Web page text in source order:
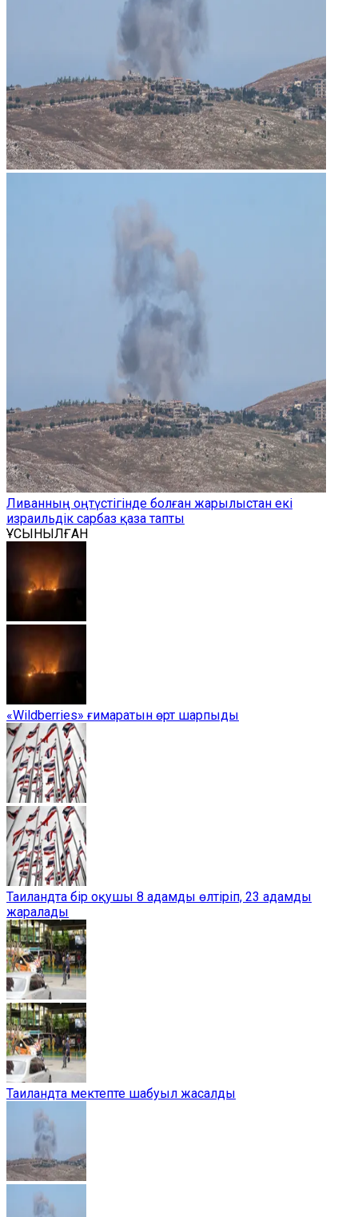
Ливанның оңтүстігінде болған жарылыстан екі
израильдік сарбаз қаза тапты
ҰСЫНЫЛҒАН
«Wildberries» ғимаратын өрт шарпыды
Таиландта бір оқушы 8 адамды өлтіріп, 23 адамды
жаралады
Таиландта мектепте шабуыл жасалды